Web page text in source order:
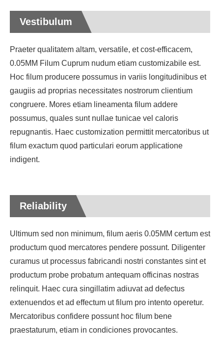
Vestibulum
Praeter qualitatem altam, versatile, et cost-efficacem,
0.05MM Filum Cuprum nudum etiam customizabile est.
Hoc filum producere possumus in variis longitudinibus et
gaugiis ad proprias necessitates nostrorum clientium
congruere. Mores etiam lineamenta filum addere
possumus, quales sunt nullae tunicae vel caloris
repugnantis. Haec customization permittit mercatoribus ut
filum exactum quod particulari eorum applicatione
indigent.
Reliability
Ultimum sed non minimum, filum aeris 0.05MM certum est
productum quod mercatores pendere possunt. Diligenter
curamus ut processus fabricandi nostri constantes sint et
productum probe probatum antequam officinas nostras
relinquit. Haec cura singillatim adiuvat ad defectus
extenuendos et ad effectum ut filum pro intento operetur.
Mercatoribus confidere possunt hoc filum bene
praestaturum, etiam in condiciones provocantes.